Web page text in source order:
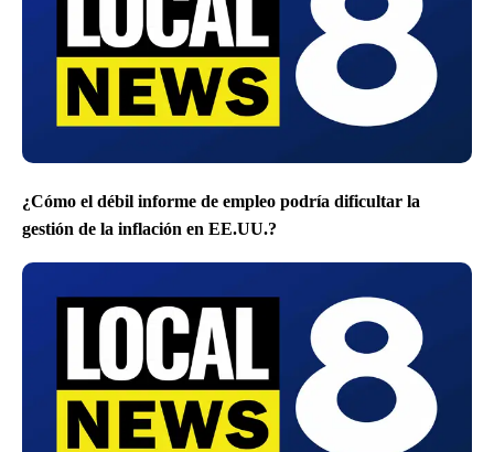
¿Cómo el débil informe de empleo podría dificultar la
gestión de la inflación en EE.UU.?